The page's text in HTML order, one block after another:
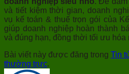
và tiết kiệm thời gian, doanh
vụ kế toán & thuế trọn gói của
giúp doanh nghiệp hoàn thành
và đúng hạn, đồng thời tối ưu hóa
Bài viết này được đăng trong Tin
thường trực.